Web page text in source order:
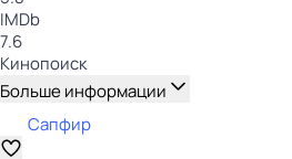
IMDb
7.6
Кинопоиск
Больше информации
Сапфир